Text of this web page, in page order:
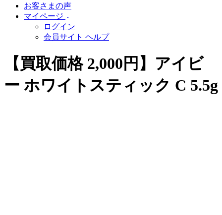
お客さまの声
マイページ
ログイン
会員サイト ヘルプ
【買取価格 2,000円】アイビ
ー ホワイトスティック C 5.5g